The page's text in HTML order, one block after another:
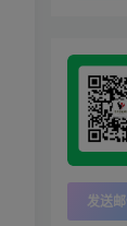
发送